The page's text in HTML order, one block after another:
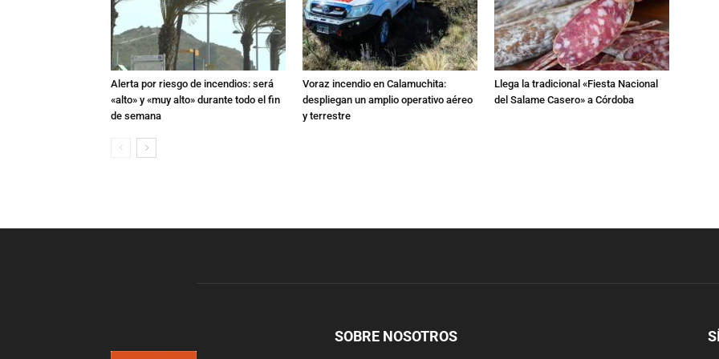
Alerta por riesgo de incendios: será
«alto» y «muy alto» durante todo el fin
de semana
Voraz incendio en Calamuchita:
despliegan un amplio operativo aéreo
y terrestre
Llega la tradicional «Fiesta Nacional
del Salame Casero» a Córdoba
SOBRE NOSOTROS